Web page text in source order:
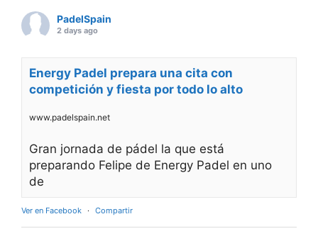
PadelSpain
2 days ago
Energy Padel prepara una cita con
competición y fiesta por todo lo alto
www.padelspain.net
Gran jornada de pádel la que está
preparando Felipe de Energy Padel en uno
de
Ver en Facebook · Compartir